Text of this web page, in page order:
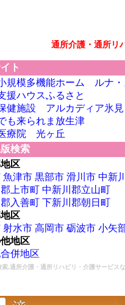
通所介護・通所リ
ト
規模多機能ホーム ルナ・
援ハウスふるさと
健施設 アルカディア氷見
も来られま放生津
療院 光ヶ丘
検索
区
魚津市 黒部市 滑川市 中新
上市町 中新川郡立山町
入善町 下新川郡朝日町
区
射水市 高岡市 砺波市 小矢
地区
併地区
索,通所介護・通所リハビリ・介護サービス